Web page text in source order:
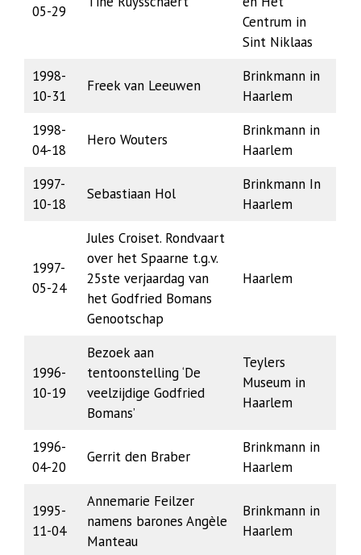
05-29
Centrum in
Sint Niklaas
1998-
10-31
Freek van Leeuwen
Brinkmann in
Haarlem
1998-
04-18
Hero Wouters
Brinkmann in
Haarlem
1997-
10-18
Sebastiaan Hol
Brinkmann In
Haarlem
1997-
05-24
Jules Croiset. Rondvaart
over het Spaarne t.g.v.
25ste verjaardag van
het Godfried Bomans
Genootschap
Haarlem
1996-
10-19
Bezoek aan
tentoonstelling ‘De
veelzijdige Godfried
Bomans’
Teylers
Museum in
Haarlem
1996-
04-20
Gerrit den Braber
Brinkmann in
Haarlem
1995-
11-04
Annemarie Feilzer
namens barones Angèle
Manteau
Brinkmann in
Haarlem